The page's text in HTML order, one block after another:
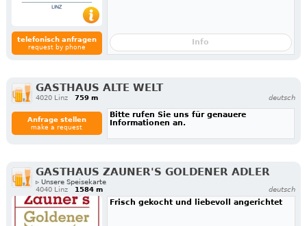
telefonisch anfragen
request by phone
Info
GASTHAUS ALTE WELT
4020 Linz 759 m deutsch
Anfrage stellen
make a request
Bitte rufen Sie uns für genauere
Informationen an.
GASTHAUS ZAUNER'S GOLDENER ADLER
▹ Unsere Speisekarte
4040 Linz
1584 m deutsch
Frisch gekocht und liebevoll angerichtet